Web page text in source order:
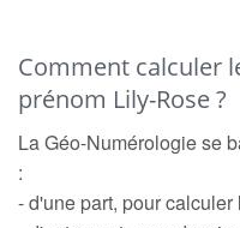
Comment calculer
prénom Lily-Rose ?
La Géo-Numérologie se
:
- d'une part, pour calculer